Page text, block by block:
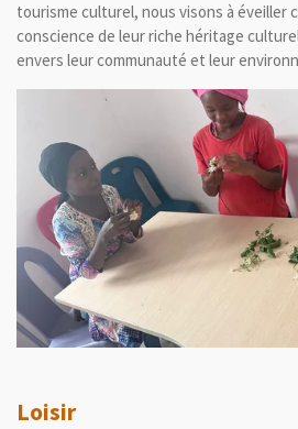
tourisme culturel, nous visons à éveiller
conscience de leur riche héritage
envers leur communauté et leur
Loisir